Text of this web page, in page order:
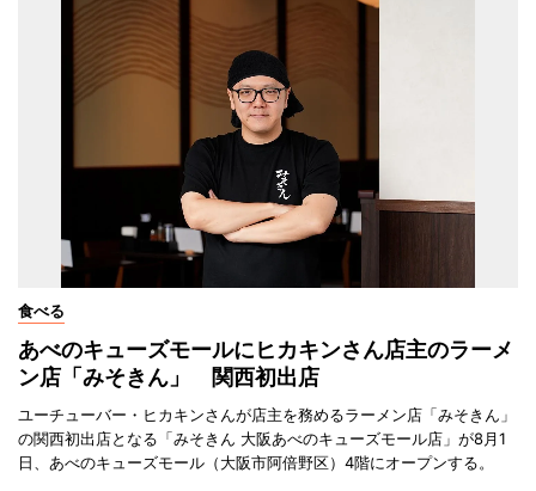
食べる
あべのキューズモールにヒカキンさん店主のラーメ
ン店「みそきん」 関西初出店
ユーチューバー・ヒカキンさんが店主を務めるラーメン店「みそきん」
の関西初出店となる「みそきん 大阪あべのキューズモール店」が8月1
日、あべのキューズモール（大阪市阿倍野区）4階にオープンする。